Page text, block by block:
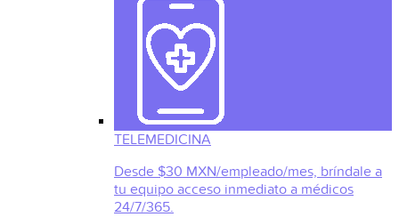
TELEMEDICINA
Desde $30 MXN/empleado/mes, bríndale a
tu equipo acceso inmediato a médicos
24/7/365.